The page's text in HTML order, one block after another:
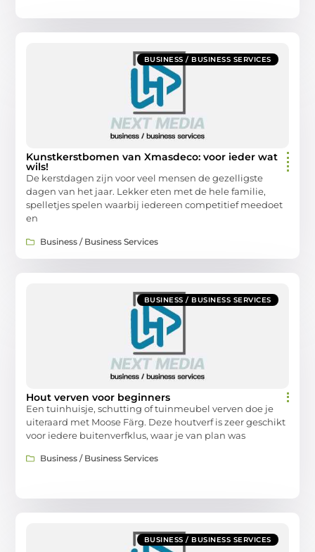
BUSINESS / BUSINESS SERVICES
Kunstkerstbomen van Xmasdeco: voor ieder wat
wils!
De kerstdagen zijn voor veel mensen de gezelligste
dagen van het jaar. Lekker eten met de hele familie,
spelletjes spelen waarbij iedereen competitief meedoet
en
Business / Business Services
BUSINESS / BUSINESS SERVICES
Hout verven voor beginners
Een tuinhuisje, schutting of tuinmeubel verven doe je
uiteraard met Moose Färg. Deze houtverf is zeer geschikt
voor iedere buitenverfklus, waar je van plan was
Business / Business Services
BUSINESS / BUSINESS SERVICES